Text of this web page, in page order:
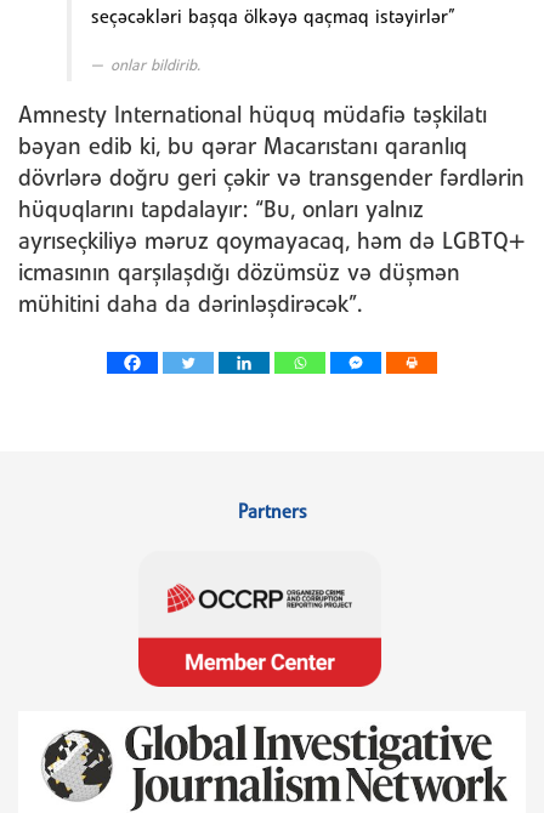
seçəcəkləri başqa ölkəyə qaçmaq istəyirlər”
onlar bildirib.
Amnesty International hüquq müdafiə təşkilatı
bəyan edib ki, bu qərar Macarıstanı qaranlıq
dövrlərə doğru geri çəkir və transgender fərdlərin
hüquqlarını tapdalayır: “Bu, onları yalnız
ayrıseçkiliyə məruz qoymayacaq, həm də LGBTQ+
icmasının qarşılaşdığı dözümsüz və düşmən
mühitini daha da dərinləşdirəcək”.
Partners